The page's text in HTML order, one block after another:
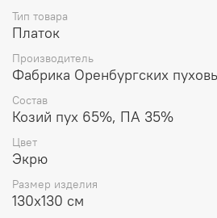
Тип товара
Платок
Производитель
Фабрика Оренбургских
Состав
Козий пух 65%, ПА 35%
Цвет
Экрю
Размер изделия
130x130 см